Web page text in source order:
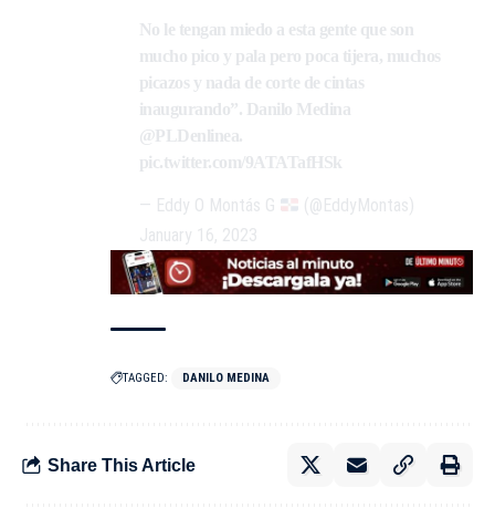
No le tengan miedo a esta gente que son
mucho pico y pala pero poca tijera, muchos
picazos y nada de corte de cintas
inaugurando”. Danilo Medina
@PLDenlinea.
pic.twitter.com/9ATATafHSk
— Eddy O Montás G
(@EddyMontas)
January 16, 2023
TAGGED: DANILO MEDINA
Share This Article